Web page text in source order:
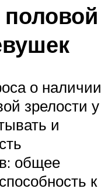
о наличии
зрелости у
и
общее
к